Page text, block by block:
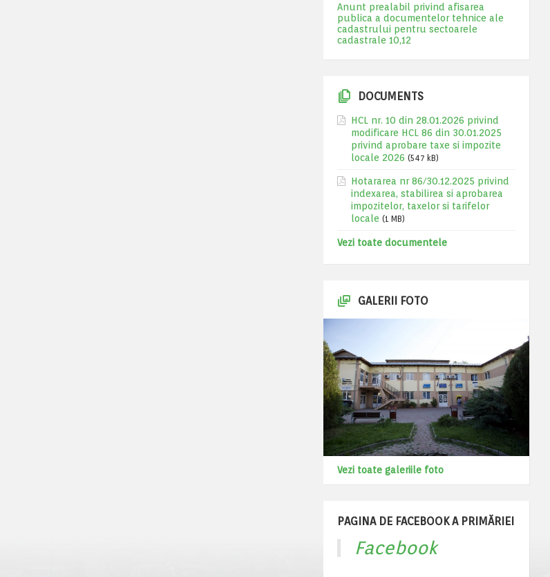
Anunt prealabil privind afisarea
publica a documentelor tehnice ale
cadastrului pentru sectoarele
cadastrale 10,12
DOCUMENTS
HCL nr. 10 din 28.01.2026 privind
modificare HCL 86 din 30.01.2025
privind aprobare taxe si impozite
locale 2026 (547 kB)
Hotararea nr 86/30.12.2025 privind
indexarea, stabilirea si aprobarea
impozitelor, taxelor si tarifelor
locale (1 MB)
Vezi toate documentele
GALERII FOTO
Vezi toate galeriile foto
PAGINA DE FACEBOOK A PRIMĂRIEI
Facebook